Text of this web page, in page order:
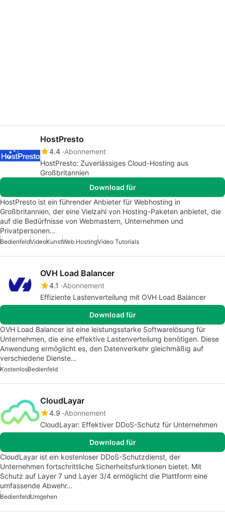
HostPresto
4.4 Abonnement
HostPresto: Zuverlässiges Cloud-Hosting aus
Großbritannien
Download für
HostPresto ist ein führender Anbieter für Webhosting in
Großbritannien, der eine Vielzahl von Hosting-Paketen anbietet, die
auf die Bedürfnisse von Webmastern, Unternehmen und
Privatpersonen…
BedienfeldVideoKunstWeb HostingVideo Tutorials
OVH Load Balancer
4.1
Abonnement
Effiziente Lastenverteilung mit OVH Load Balancer
Download für
OVH Load Balancer ist eine leistungsstarke Softwarelösung für
Unternehmen, die eine effektive Lastenverteilung benötigen. Diese
Anwendung ermöglicht es, den Datenverkehr gleichmäßig auf
verschiedene Dienste…
KostenlosBedienfeld
CloudLayar
4.9 Abonnement
CloudLayar: Effektiver DDoS-Schutz für Unternehmen
Download für
CloudLayar ist ein kostenloser DDoS-Schutzdienst, der
Unternehmen fortschrittliche Sicherheitsfunktionen bietet. Mit
Schutz auf Layer 7 und Layer 3/4 ermöglicht die Plattform eine
umfassende Abwehr…
BedienfeldUmgehen